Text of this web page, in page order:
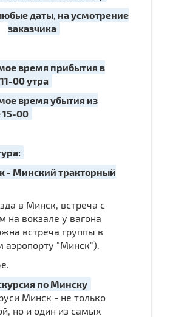
даты, на усмотрение
заказчика
время прибытия в
00 утра
время убытия из
15-00
- Минский тракторный
в Минск, встреча с
на вокзале у вагона
встреча группы в
аэропорту "Минск").
по Минску
Минск - не только
но и один из самых